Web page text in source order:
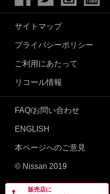
販売店に
サイトマップ
プライバシーポリシー
ご利用にあたって
リコール情報
FAQ/お問い合わせ
ENGLISH
本ページへのご意見
© Nissan 2019